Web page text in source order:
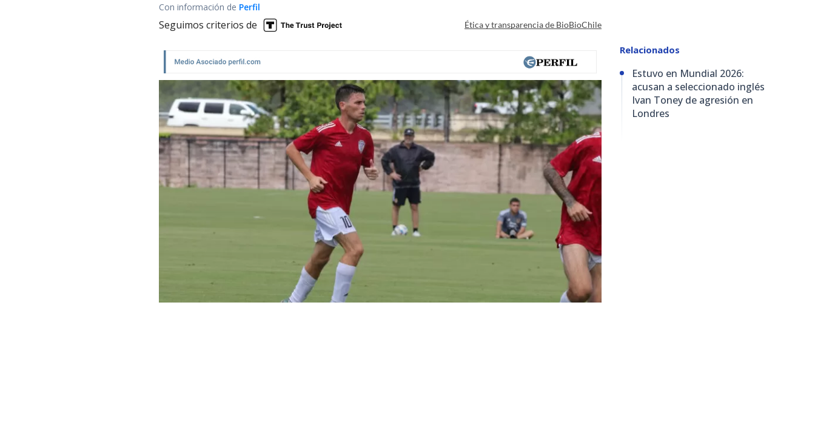
Con información de Perfil
Seguimos criterios de Ética y transparencia de BioBioChile
Relacionados
Estuvo en Mundial 2026:
acusan a seleccionado inglés
Ivan Toney de agresión en
Londres